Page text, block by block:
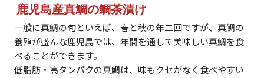
鹿児島産真鯛の鯛茶漬け
一般に真鯛の旬といえば、春と秋の年二回ですが、真鯛の
養殖が盛んな鹿児島では、年間を通して美味しい真鯛を食
べることができます。
低脂肪・高タンパクの真鯛は、味もクセがなく食べやすい